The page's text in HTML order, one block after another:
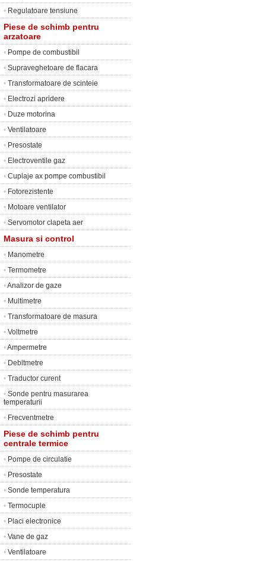
• Regulatoare tensiune
Piese de schimb pentru
arzatoare
• Pompe de combustibil
• Supraveghetoare de flacara
• Transformatoare de scinteie
• Electrozi apridere
• Duze motorina
• Ventilatoare
• Presostate
• Electroventile gaz
• Cuplaje ax pompe combustibil
• Fotorezistente
• Motoare ventilator
• Servomotor clapeta aer
Masura si control
• Manometre
• Termometre
•Analizor de gaze
• Multimetre
• Transformatoare de masura
• Voltmetre
•Ampermetre
• Debitmetre
• Traductor curent
• Sonde pentru masurarea
temperaturii
• Frecventmetre
Piese de schimb pentru
centrale termice
• Pompe de circulatie
• Presostate
• Sonde temperatura
• Termocuple
• Placi electronice
• Vane de gaz
• Ventilatoare